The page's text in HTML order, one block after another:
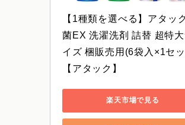
【1種類を選べる】アタッ
菌EX 洗濯洗剤 詰替 超特
イズ 梱販売用(6袋入×1セ
【アタック】
楽天市場で見る